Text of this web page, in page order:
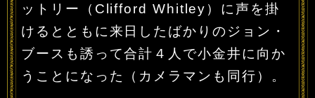
ットリー（Clifford Whitley）に声を掛
けるとともに来日したばかりのジョン・
ブースも誘って合計４人で小金井に向か
うことになった（カメラマンも同行）。